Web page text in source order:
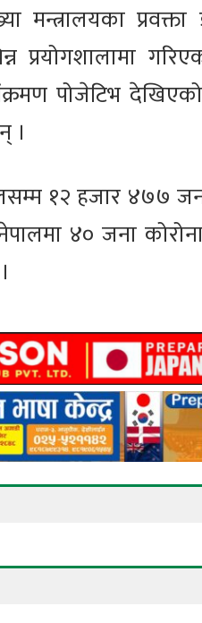
मन्त्रालयका
प्रयोगशालामा
पोजेटिभ
।
१२ हजार ४७७
४० जना